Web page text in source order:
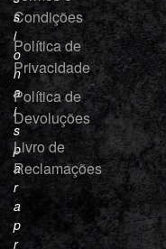
s
i
o
n
a
i
s
p
a
r
a
p
r
Condições
Política de
Privacidade
Política de
Devoluções
Livro de
Reclamações